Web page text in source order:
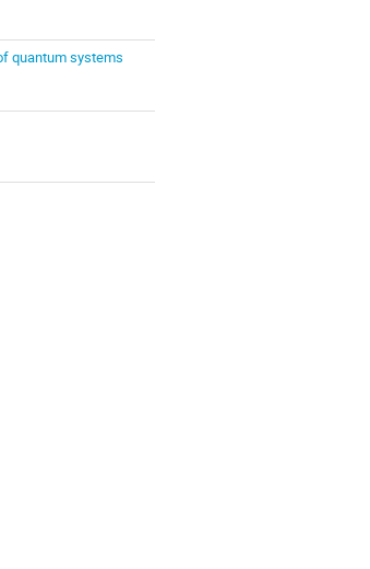
quantum systems